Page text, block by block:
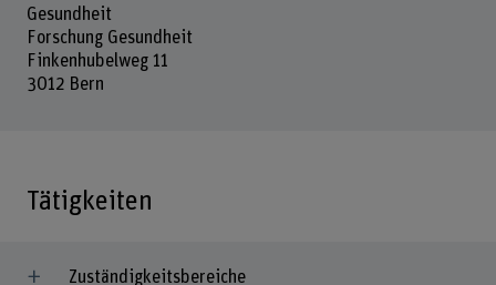
Gesundheit
Forschung Gesundheit
Finkenhubelweg 11
3012 Bern
Tätigkeiten
Zuständigkeitsbereiche